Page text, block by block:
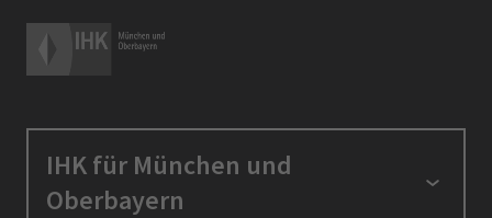
IHK für München und
Oberbayern